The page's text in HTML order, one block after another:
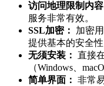
访问地理限制内容
服务非常有效。
SSL加密：
加密
提供基本的安全
无须安装： 直接
（Windows、
简单界面： 非常